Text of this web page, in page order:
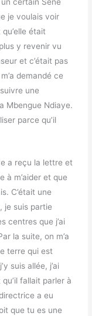
certain Séne
je voulais voir
était
y revenir vu
et c’était pas
demandé ce
une
Mbengue Ndiaye.
parce qu’il
a reçu la lettre et
à m’aider et que
C’était une
je suis partie
centres que j’ai
la suite, on m’a
terre qui est
suis allée, j’ai
fallait parler à
a eu
que tu es une